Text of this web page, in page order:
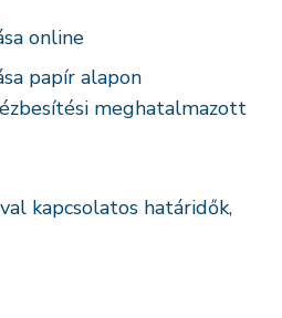
online
papír alapon
meghatalmazott
kapcsolatos határidők,